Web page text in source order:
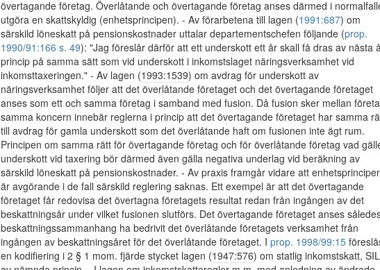
övertagande företag. Överlåtande och övertagande företag anses därmed i
utgöra en skattskyldig (enhetsprincipen). - Av förarbetena till lagen (1991:687) om
särskild löneskatt på pensionskostnader uttalar departementschefen följande (prop.
1990/91:166 s. 49): "Jag föreslår därför att ett underskott ett år skall få dras av nästa
princip på samma sätt som vid underskott i inkomstslaget näringsverksamhet vid
inkomsttaxeringen." - Av lagen (1993:1539) om avdrag för underskott av
näringsverksamhet följer att det överlåtande företaget och det övertagande företaget
anses som ett och samma företag i samband med fusion. Då fusion sker mellan
samma koncern innebär reglerna i princip att det övertagande företaget har samma
till avdrag för gamla underskott som det överlåtande haft om fusionen inte ägt rum.
Principen om samma rätt för övertagande företag och för överlåtande företag vad
underskott vid taxering bör därmed även gälla negativa underlag vid beräkning av
särskild löneskatt på pensionskostnader. - Av praxis framgår vidare att
är avgörande i de fall särskild reglering saknas. Ett exempel är att det övertagande
företaget får redovisa det övertagna företagets resultat redan från ingången av det
beskattningsår under vilket fusionen slutförs. Det övertagande företaget anses
beskattningssammanhang ha bedrivit det överlåtande företagets verksamhet från
ingången av beskattningsåret för det överlåtande företaget. I prop. 1998/99:15
en kodifiering i 2 § 1 mom. fjärde stycket lagen (1947:576) om statlig inkomstskatt,